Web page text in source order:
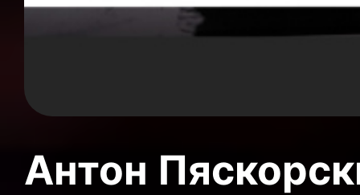
Антон